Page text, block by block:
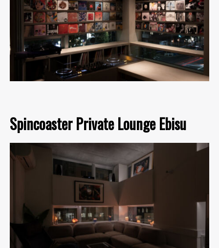
Spincoaster Private Lounge Ebisu